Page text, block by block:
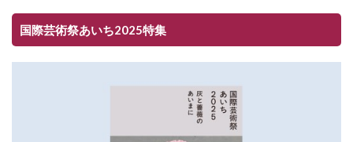
国際芸術祭あいち2025特集